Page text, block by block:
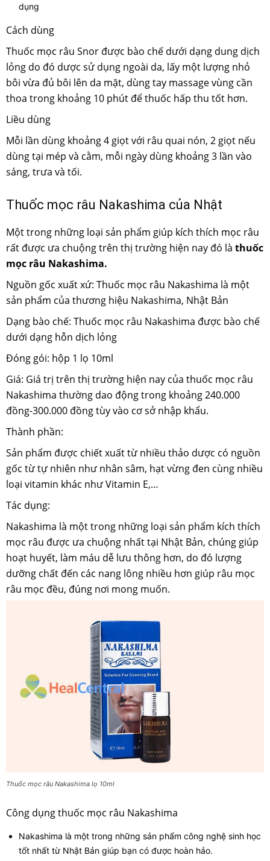
dụng
Cách dùng
Thuốc mọc râu Snor được bào chế dưới dạng dung dịch
lỏng do đó dược sử dụng ngoài da, lấy một lượng nhỏ
bôi vừa đủ bôi lên da mặt, dùng tay massage vùng cần
thoa trong khoảng 10 phút để thuốc hấp thu tốt hơn.
Liều dùng
Mỗi lần dùng khoảng 4 giọt với râu quai nón, 2 giọt nếu
dùng tại mép và cằm, mỗi ngày dùng khoảng 3 lần vào
sáng, trưa và tối.
Thuốc mọc râu Nakashima của Nhật
Một trong những loại sản phẩm giúp kích thích mọc râu
rất được ưa chuộng trên thị trường hiện nay đó là thuốc
mọc râu Nakashima.
Nguồn gốc xuất xứ: Thuốc mọc râu Nakashima là một
sản phẩm của thương hiệu Nakashima, Nhật Bản
Dạng bào chế: Thuốc mọc râu Nakashima được bào chế
dưới dạng hỗn dịch lỏng
Đóng gói: hộp 1 lọ 10ml
Giá: Giá trị trên thị trường hiện nay của thuốc mọc râu
Nakashima thường dao động trong khoảng 240.000
đồng-300.000 đồng tùy vào cơ sở nhập khẩu.
Thành phần:
Sản phẩm được chiết xuất từ nhiều thảo dược có nguồn
gốc từ tự nhiên như nhân sâm, hạt vừng đen cùng nhiều
loại vitamin khác như Vitamin E,…
Tác dụng:
Nakashima là một trong những loại sản phẩm kích thích
mọc râu được ưa chuộng nhất tại Nhật Bản, chúng giúp
hoạt huyết, làm máu dễ lưu thông hơn, do đó lượng
dưỡng chất đến các nang lông nhiều hơn giúp râu mọc
râu mọc đều, đúng nơi mong muốn.
Thuốc mọc râu Nakashima lọ 10ml
Công dụng thuốc mọc râu Nakashima
Nakashima là một trong những sản phẩm công nghệ sinh học
tốt nhất từ Nhật Bản giúp bạn có được hoàn hảo.